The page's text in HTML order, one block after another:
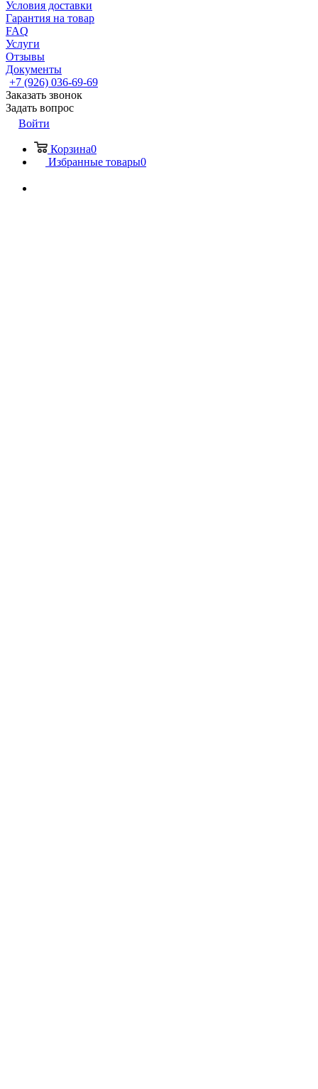
Условия доставки
Гарантия на товар
FAQ
Услуги
Отзывы
Документы
+7 (926) 036-69-69
Заказать звонок
Задать вопрос
Войти
Корзина0
Избранные товары0